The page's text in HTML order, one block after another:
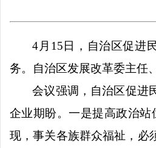
4月15日，自治区促进
务。自治区发展改革委主任
会议强调，自治区促进
企业期盼。一是提高政治
现，事关各族群众福祉，必